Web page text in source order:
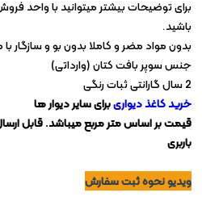
برای توضیحات بیشتر میتوانید با واحد
باشید.
بدون مواد مضر و کاملا بدون بو و سازگار
جنس سوپر بافت کتان (وارداتی)
2 سال گارانتی ثبات رنگی
خرید کاغذ دیواریبرای سایر دیوار ها
قیمت بر اساس متر مربع میباشد. قابل
باربری
ویدیو نحوه ثبت سفارش